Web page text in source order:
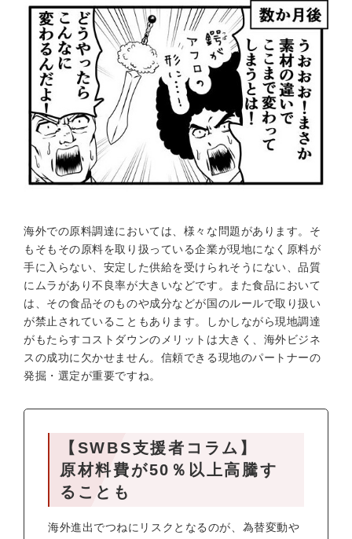
海外での原料調達においては、様々な問題があります。そ
もそもその原料を取り扱っている企業が現地になく原料が
手に入らない、安定した供給を受けられそうにない、品質
にムラがあり不良率が大きいなどです。また食品において
は、その食品そのものや成分などが国のルールで取り扱い
が禁止されていることもあります。しかしながら現地調達
がもたらすコストダウンのメリットは大きく、海外ビジネ
スの成功に欠かせません。信頼できる現地のパートナーの
発掘・選定が重要ですね。
【SWBS支援者コラム】
原材料費が50％以上高騰す
ることも
海外進出でつねにリスクとなるのが、為替変動や